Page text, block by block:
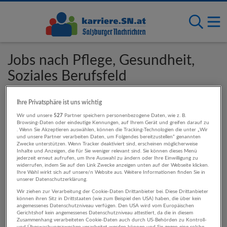
Jobs nach Pflege, Gesundheit,
Soziales Berufsfeld
Für diese Standorte sind Pflege, Gesundheit,
Soziales-Jobs verfügbar
Salzburg
Bayern
Oberösterreich
Für diese Anstellungsarten stehen Pflege,
Ihre Privatsphäre ist uns wichtig
Wir und unsere527 Partner speichern personenbezogene Daten, wie z. B.
Browsing-Daten oder eindeutige Kennungen, auf Ihrem Gerät und greifen darauf zu
. Wenn Sie Akzeptieren auswählen, können die Tracking-Technologien die unter „Wir
und unsere Partner verarbeiten Daten, um Folgendes bereitzustellen“ genannten
Zwecke unterstützen. Wenn Tracker deaktiviert sind, erscheinen möglicherweise
Inhalte und Anzeigen, die für Sie weniger relevant sind. Sie können dieses Menü
jederzeit erneut aufrufen, um Ihre Auswahl zu ändern oder Ihre Einwilligung zu
widerrufen, indem Sie auf den Link Zwecke anzeigen unten auf der Webseite klicken.
Ihre Wahl wirkt sich auf unsere/n Website aus. Weitere Informationen finden Sie in
unserer Datenschutzerklärung.
Wir ziehen zur Verarbeitung der Cookie-Daten Drittanbieter bei. Diese Drittanbieter
können ihren Sitz in Drittstaaten (wie zum Beispiel den USA) haben, die über kein
angemessenes Datenschutzniveau verfügen. Den USA wird vom Europäischen
Gerichtshof kein angemessenes Datenschutzniveau attestiert, da die in diesem
Zusammenhang verarbeiteten Cookie-Daten auch durch US-Behörden zu Kontroll-